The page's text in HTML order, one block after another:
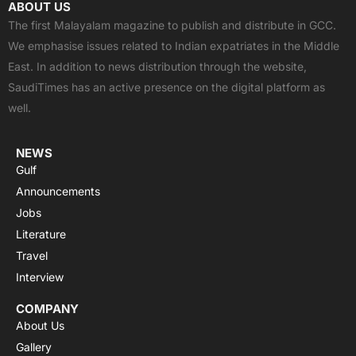
e
b
o
o
k
w
i
t
t
e
t
u
b
e
t
s
a
p
p
t
a
g
r
a
ABOUT US
The first Malayalam magazine to publish and distribute in GCC.
We emphasise issues related to Indian expatriates in the Middle
East. In addition to news distribution through the website,
SaudiTimes has an active presence on the digital platform as
well.
NEWS
Gulf
Announcements
Jobs
Literature
Travel
Interview
COMPANY
About Us
Gallery